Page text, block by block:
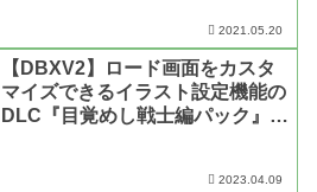
2021.05.20
【DBXV2】ロード画面をカスタ
マイズできるイラスト設定機能の
DLC『目覚めし戦士編パック』で
2023.04.09